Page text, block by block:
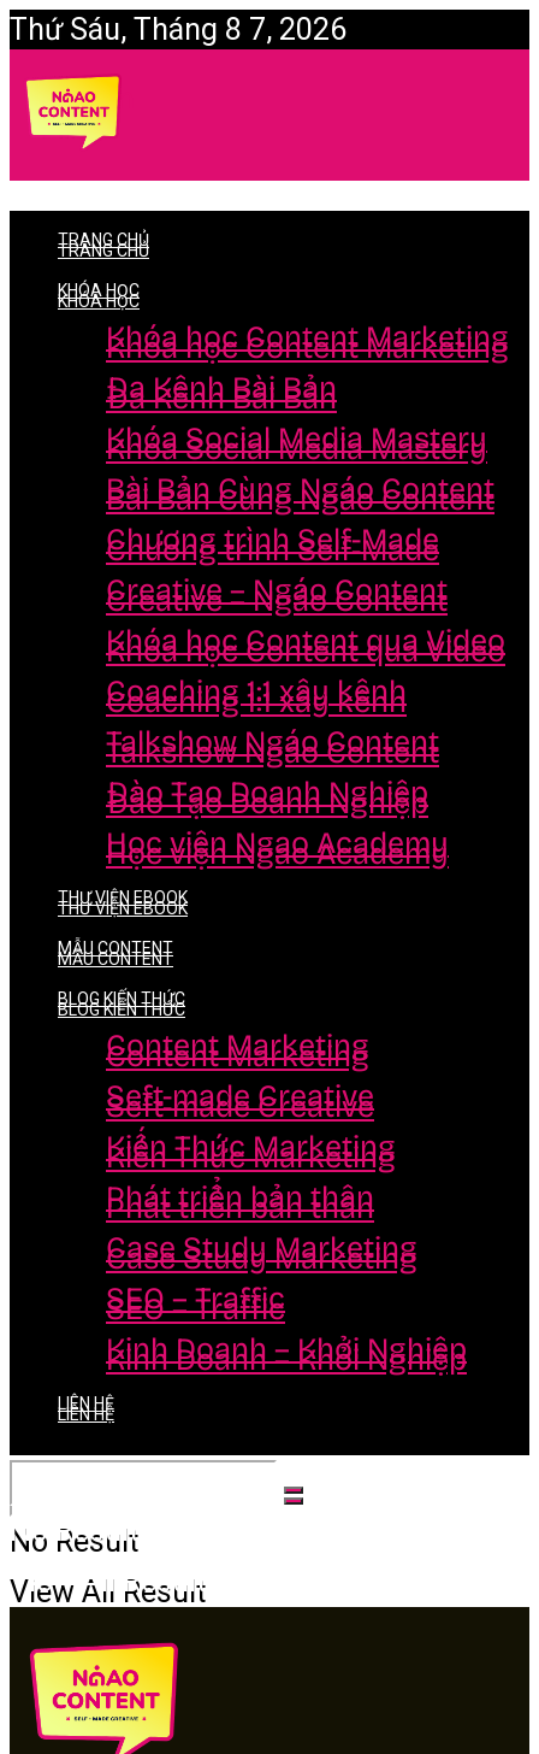
Thứ Sáu, Tháng 8 7, 2026
Login
TRANG CHỦ
KHÓA HỌC
Khóa học Content Marketing
Đa Kênh Bài Bản
Khóa Social Media Mastery
Bài Bản Cùng Ngáo Content
Chương trình Self-Made
Creative – Ngáo Content
Khóa học Content qua Video
Coaching 1:1 xây kênh
Talkshow Ngáo Content
Đào Tạo Doanh Nghiệp
Học viện Ngao Academy
THƯ VIỆN EBOOK
MẪU CONTENT
BLOG KIẾN THỨC
Content Marketing
Seft-made Creative
Kiến Thức Marketing
Phát triển bản thân
Case Study Marketing
SEO – Traffic
Kinh Doanh – Khởi Nghiệp
LIÊN HỆ
No Result
View All Result
TRANG CHỦ
KHÓA HỌC
Khóa học Content Marketing
Đa Kênh Bài Bản
Khóa Social Media Mastery
Bài Bản Cùng Ngáo Content
Chương trình Self-Made
Creative – Ngáo Content
Khóa học Content qua Video
Coaching 1:1 xây kênh
Talkshow Ngáo Content
Đào Tạo Doanh Nghiệp
Học viện Ngao Academy
THƯ VIỆN EBOOK
MẪU CONTENT
BLOG KIẾN THỨC
Content Marketing
Seft-made Creative
Kiến Thức Marketing
Phát triển bản thân
Case Study Marketing
SEO – Traffic
Kinh Doanh – Khởi Nghiệp
LIÊN HỆ
No Result
View All Result